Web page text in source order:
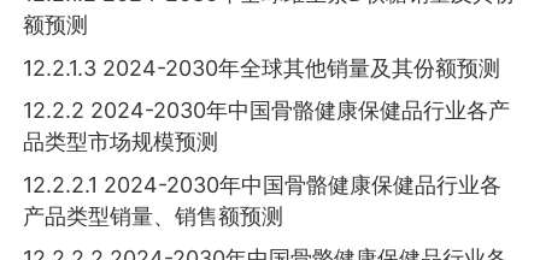
额预测
12.2.1.3 2024-2030年全球其他销量及其份额预测
12.2.2 2024-2030年中国骨骼健康保健品行业各产
品类型市场规模预测
12.2.2.1 2024-2030年中国骨骼健康保健品行业各
产品类型销量、销售额预测